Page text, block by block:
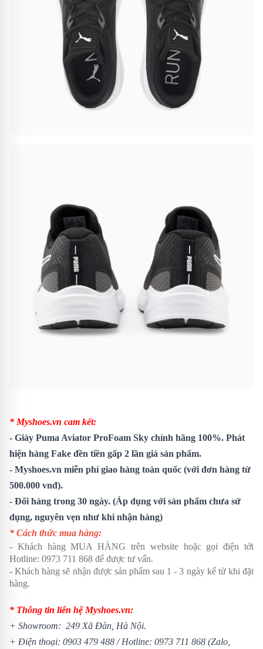
* Myshoes.vn cam kết:
- Giày Puma Aviator ProFoam Sky chính hãng 100%. Phát
hiện hàng Fake đền tiền gấp 2 lần giá sản phẩm.
- Myshoes.vn miễn phí giao hàng toàn quốc (với đơn hàng từ
500.000 vnđ).
- Đổi hàng trong 30 ngày. (Áp dụng với sản phẩm chưa sử
dụng, nguyên vẹn như khi nhận hàng)
* Cách thức mua hàng:
- Khách hàng MUA HÀNG trên website hoặc gọi điện tới
Hotline: 0973 711 868 để được tư vấn.
- Khách hàng sẽ nhận được sản phẩm sau 1 - 3 ngày kể từ khi đặt
hàng.
* Thông tin liên hệ Myshoes.vn:
+ Showroom: 249 Xã Đàn, Hà Nội.
+ Điện thoại: 0903 479 488 /Hotline: 0973 711 868 (Zalo,